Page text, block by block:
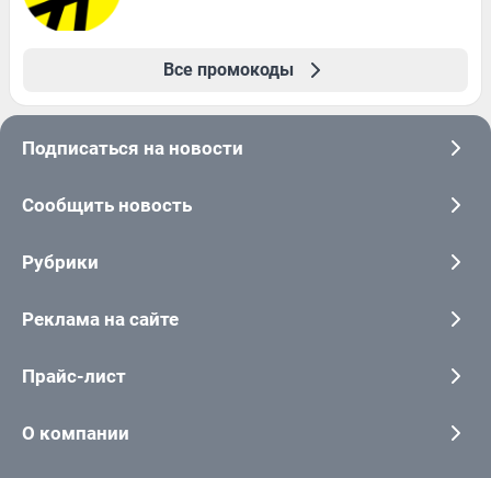
Все промокоды
Подписаться на новости
Сообщить новость
Рубрики
Реклама на сайте
Прайс-лист
О компании